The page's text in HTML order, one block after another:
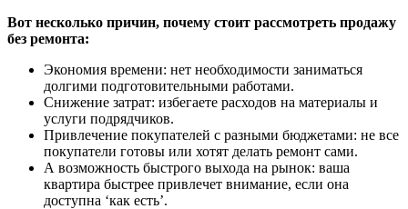
Вот несколько причин, почему стоит рассмотреть продажу
без ремонта:
Экономия времени: нет необходимости заниматься
долгими подготовительными работами.
Снижение затрат: избегаете расходов на материалы и
услуги подрядчиков.
Привлечение покупателей с разными бюджетами: не все
покупатели готовы или хотят делать ремонт сами.
А возможность быстрого выхода на рынок: ваша
квартира быстрее привлечет внимание, если она
доступна ‘как есть’.